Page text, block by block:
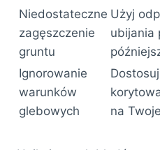
Niedostateczne
zagęszczenie
gruntu
Użyj
ubijania
Ignorowanie
warunków
glebowych
na